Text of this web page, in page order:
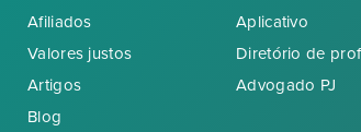
Afiliados
Valores justos
Artigos
Blog
Aplicativo
Diretório de
Advogado PJ